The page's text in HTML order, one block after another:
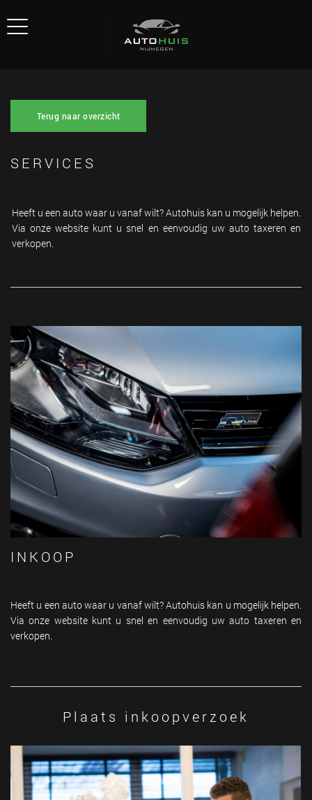
Terug naar overzicht
SERVICES
Heeft u een auto waar u vanaf wilt? Autohuis kan u mogelijk helpen.
Via onze website kunt u snel en eenvoudig uw auto taxeren en
verkopen.
INKOOP
Heeft u een auto waar u vanaf wilt? Autohuis kan u mogelijk helpen.
Via onze website kunt u snel en eenvoudig uw auto taxeren en
verkopen.
Plaats inkoopverzoek